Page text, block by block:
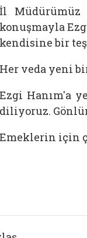
İl Müdürümüz
konuşmayla
kendisine bir
Her veda yeni
Ezgi Hanım'a
diliyoruz.
Emeklerin için